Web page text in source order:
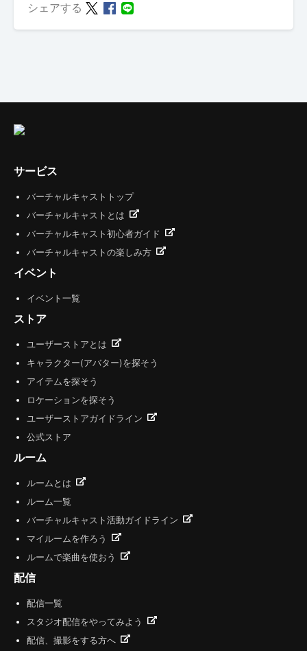
シェアする
サービス
バーチャルキャストトップ
バーチャルキャストとは
バーチャルキャスト初心者ガイド
バーチャルキャストの楽しみ方
イベント
イベント一覧
ストア
ユーザーストアとは
キャラクター(アバター)を探そう
アイテムを探そう
ロケーションを探そう
ユーザーストアガイドライン
公式ストア
ルーム
ルームとは
ルーム一覧
バーチャルキャスト活動ガイドライン
マイルームを作ろう
ルームで楽曲を使おう
配信
配信一覧
スタジオ配信をやってみよう
配信、撮影をする方へ